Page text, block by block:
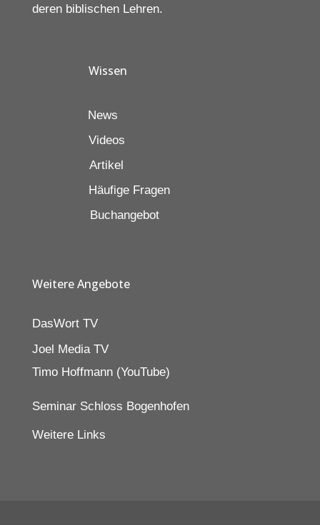
deren biblischen Lehren.
Wissen
News
Videos
Artikel
Häufige Fragen
Buchangebot
Weitere Angebote
DasWort TV
Joel Media TV
Timo Hoffmann (YouTube)
Seminar Schloss Bogenhofen
Weitere Links